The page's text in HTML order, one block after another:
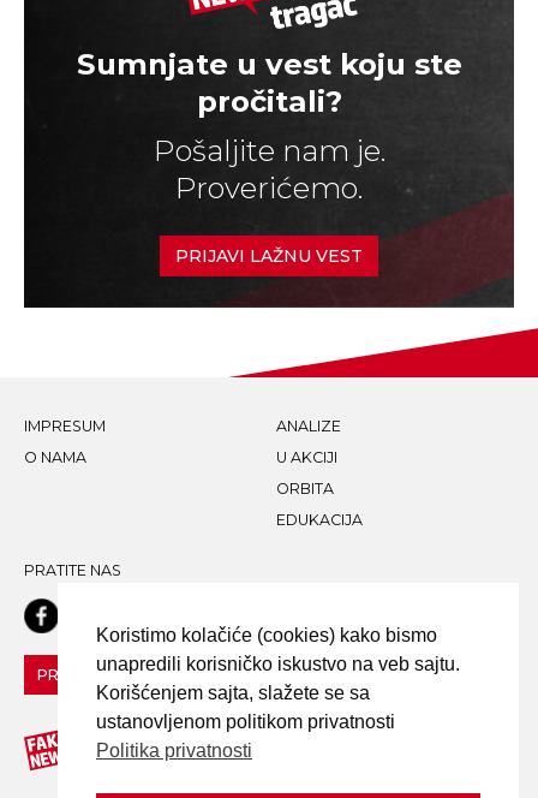
Sumnjate u vest koju ste
pročitali?
Pošaljite nam je.
Proverićemo.
PRIJAVI LAŽNU VEST
IMPRESUM
O NAMA
ANALIZE
U AKCIJI
ORBITA
EDUKACIJA
PRATITE NAS
PRIJAVI LAŽNU VEST!
Koristimo kolačiće (cookies) kako bismo
unapredili korisničko iskustvo na veb sajtu.
Korišćenjem sajta, slažete se sa
ustanovljenom politikom privatnosti
Politika privatnosti